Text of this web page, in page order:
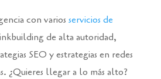
con varios servicios de
de alta autoridad,
SEO y estrategias en redes
¿Quieres llegar a lo más alto?